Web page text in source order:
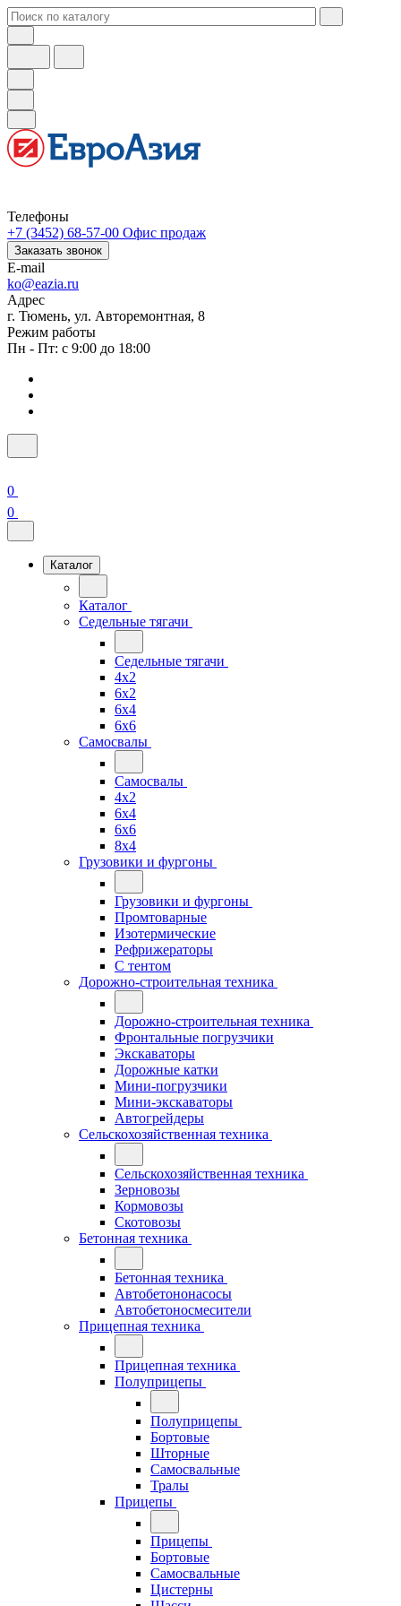
Телефоны
+7 (3452) 68-57-00 Офис продаж
Заказать звонок
E-mail
ko@eazia.ru
Адрес
г. Тюмень, ул. Авторемонтная, 8
Режим работы
Пн - Пт: с 9:00 до 18:00
0
0
Каталог
Каталог
Седельные тягачи
Седельные тягачи
4x2
6x2
6x4
6x6
Самосвалы
Самосвалы
4x2
6x4
6x6
8x4
Грузовики и фургоны
Грузовики и фургоны
Промтоварные
Изотермические
Рефрижераторы
С тентом
Дорожно-строительная техника
Дорожно-строительная техника
Фронтальные погрузчики
Экскаваторы
Дорожные катки
Мини-погрузчики
Мини-экскаваторы
Автогрейдеры
Сельскохозяйственная техника
Сельскохозяйственная техника
Зерновозы
Кормовозы
Скотовозы
Бетонная техника
Бетонная техника
Автобетононасосы
Автобетоносмесители
Прицепная техника
Прицепная техника
Полуприцепы
Полуприцепы
Бортовые
Шторные
Самосвальные
Тралы
Прицепы
Прицепы
Бортовые
Самосвальные
Цистерны